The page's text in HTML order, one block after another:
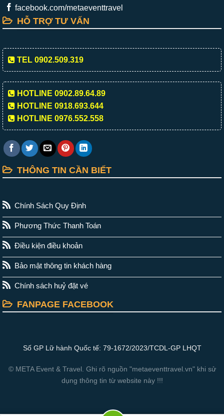
facebook.com/metaeventtravel
HỖ TRỢ TƯ VẤN
TEL 0902.509.319
HOTLINE 0902.89.64.89
HOTLINE 0918.693.644
HOTLINE 0976.552.558
THÔNG TIN CẦN BIẾT
Chính Sách Quy Định
Phương Thức Thanh Toán
Điều kiện điều khoản
Bảo mật thông tin khách hàng
Chính sách huỷ đặt vé
FANPAGE FACEBOOK
Số GP Lữ hành Quốc tế: 79-1672/2023/TCDL-GP LHQT
© META Event & Travel. Ghi rõ nguồn "metaeventtravel.vn" khi sử
dụng thông tin từ website này !!!